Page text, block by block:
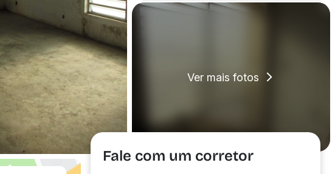
Ver mais fotos
Fale com um corretor